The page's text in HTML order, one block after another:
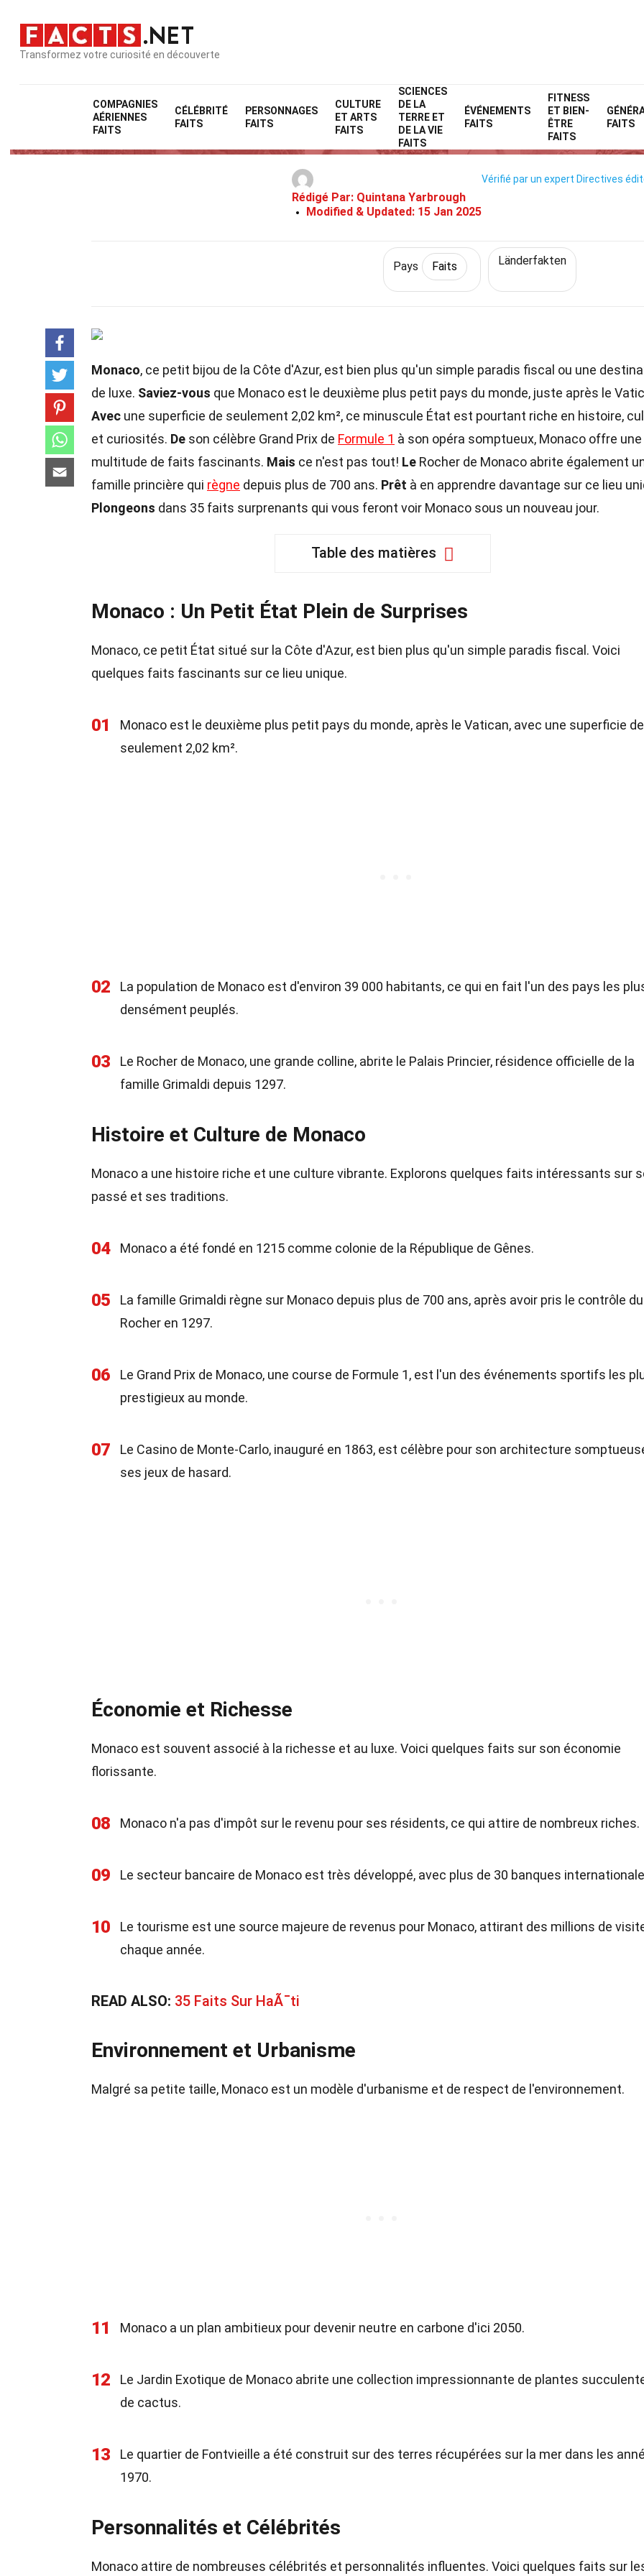
Transformez votre curiosité en découverte
COMPAGNIES
AÉRIENNES
FAITS
CÉLÉBRITÉ
FAITS
PERSONNAGES
FAITS
CULTURE
ET ARTS
FAITS
SCIENCES
DE LA
TERRE ET
DE LA VIE
FAITS
ÉVÉNEMENTS
FAITS
FITNESS
ET BIEN-
ÊTRE
FAITS
FAITS
Home Monde Faits
35 Faits Sur Monaco
Rédigé Par: Quintana Yarbrough
Modified & Updated: 15 Jan 2025
Vérifié par un expert Directives
Pays Faits Länderfakten
Monaco, ce petit bijou de la Côte d'Azur, est bien plus qu'un simple paradis fiscal ou une
de luxe. Saviez-vous que Monaco est le deuxième plus petit pays du monde, juste après le
Avec une superficie de seulement 2,02 km², ce minuscule État est pourtant riche en histoire,
et curiosités. De son célèbre Grand Prix de Formule 1 à son opéra somptueux, Monaco offre une
multitude de faits fascinants. Mais ce n'est pas tout! Le Rocher de Monaco abrite également
famille princière qui règne depuis plus de 700 ans. Prêt à en apprendre davantage sur ce lieu
Plongeons dans 35 faits surprenants qui vous feront voir Monaco sous un nouveau jour.
Table des matières
Monaco : Un Petit État Plein de Surprises
Monaco, ce petit État situé sur la Côte d'Azur, est bien plus qu'un simple paradis fiscal. Voici
quelques faits fascinants sur ce lieu unique.
01
Monaco est le deuxième plus petit pays du monde, après le Vatican, avec une superficie de
seulement 2,02 km².
02
La population de Monaco est d'environ 39 000 habitants, ce qui en fait l'un des pays les
densément peuplés.
03
Le Rocher de Monaco, une grande colline, abrite le Palais Princier, résidence officielle de la
famille Grimaldi depuis 1297.
Histoire et Culture de Monaco
Monaco a une histoire riche et une culture vibrante. Explorons quelques faits intéressants sur
passé et ses traditions.
04 Monaco a été fondé en 1215 comme colonie de la République de Gênes.
05
La famille Grimaldi règne sur Monaco depuis plus de 700 ans, après avoir pris le contrôle du
Rocher en 1297.
06
Le Grand Prix de Monaco, une course de Formule 1, est l'un des événements sportifs les
prestigieux au monde.
07
Le Casino de Monte-Carlo, inauguré en 1863, est célèbre pour son architecture
ses jeux de hasard.
Économie et Richesse
Monaco est souvent associé à la richesse et au luxe. Voici quelques faits sur son économie
florissante.
08 Monaco n'a pas d'impôt sur le revenu pour ses résidents, ce qui attire de nombreux riches.
09 Le secteur bancaire de Monaco est très développé, avec plus de 30 banques
10
Le tourisme est une source majeure de revenus pour Monaco, attirant des millions de
chaque année.
READ ALSO: 35 Faits Sur HaÃ¯ti
Environnement et Urbanisme
Malgré sa petite taille, Monaco est un modèle d'urbanisme et de respect de l'environnement.
11 Monaco a un plan ambitieux pour devenir neutre en carbone d'ici 2050.
12
Le Jardin Exotique de Monaco abrite une collection impressionnante de plantes
de cactus.
13
Le quartier de Fontvieille a été construit sur des terres récupérées sur la mer dans les
1970.
Personnalités et Célébrités
Monaco attire de nombreuses célébrités et personnalités influentes. Voici quelques faits sur